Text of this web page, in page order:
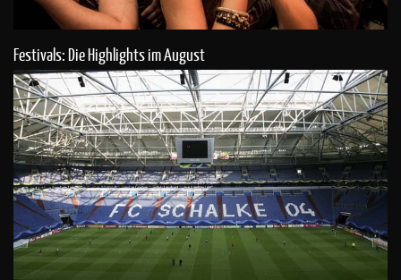
Festivals: Die Highlights im August